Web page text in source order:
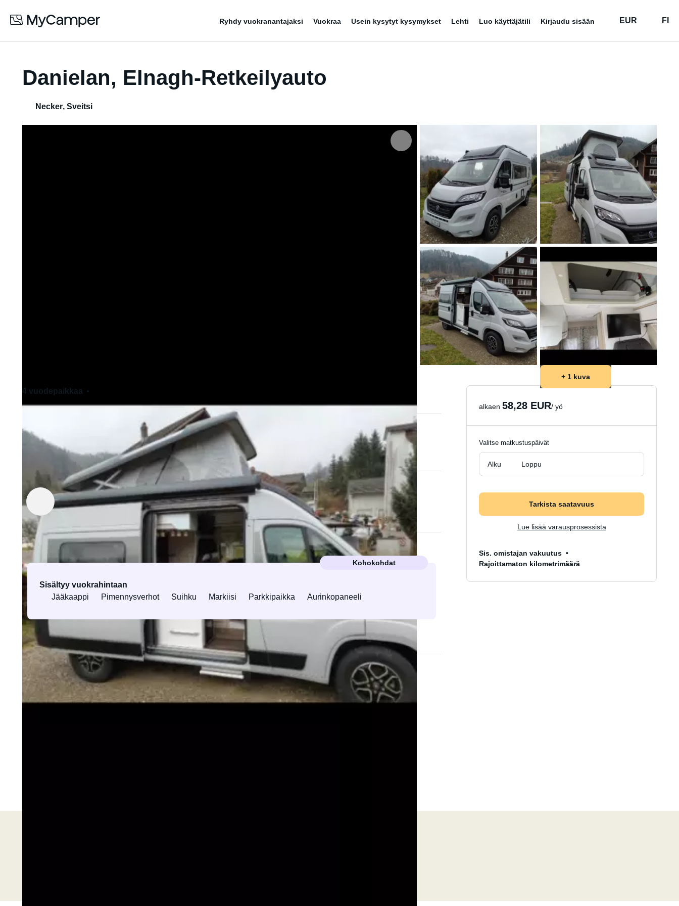
Ryhdy vuokranantajaksi Vuokraa Usein kysytyt kysymykset Lehti Luo käyttäjätili Kirjaudu sisään EUR FI
Danielan, Elnagh-Retkeilyauto
Necker, Sveitsi
+ 1 kuva
4 vuodepaikkaa
Normaali ajokortti - B-luokka
Lemmikkieläimet sallittu
Vuokralle antaja Daniela
4.9 (9 arviointia)
Varusteet ja palvelut
Kohokohdat
Sisältyy vuokrahintaan
Jääkaappi
Pimennysverhot Suihku Markiisi Parkkipaikka Aurinkopaneeli
Kaikki varusteet ja palvelut
Tietoja ajoneuvosta
alkaen58,28 EUR/ yö
Valitse matkustuspäivät
Alku Loppu
Tarkista saatavuus
Lue lisää varausprosessista
Sis. omistajan vakuutus
Rajoittamaton kilometrimäärä